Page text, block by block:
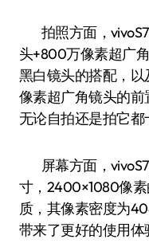
拍照方面，
头+800万像素超广
黑白镜头的搭配，
像素超广角镜头的前
无论自拍还是拍它都
屏幕方面，vivoS7
寸，2400×1080像
质，其像素密度为
带来了更好的使用体